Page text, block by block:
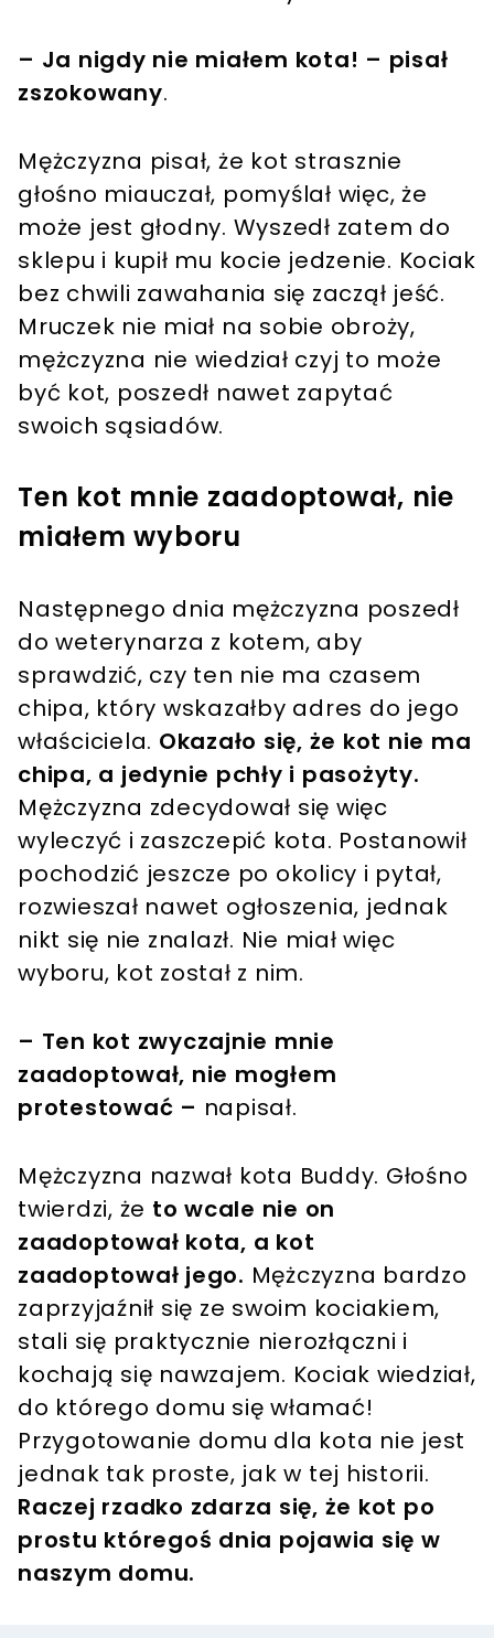
– Ja nigdy nie miałem kota! – pisał
zszokowany.
Mężczyzna pisał, że kot strasznie
głośno miauczał, pomyślał więc, że
może jest głodny. Wyszedł zatem do
sklepu i kupił mu kocie jedzenie. Kociak
bez chwili zawahania się zaczął jeść.
Mruczek nie miał na sobie obroży,
mężczyzna nie wiedział czyj to może
być kot, poszedł nawet zapytać
swoich sąsiadów.
Ten kot mnie zaadoptował, nie
miałem wyboru
Następnego dnia mężczyzna poszedł
do weterynarza z kotem, aby
sprawdzić, czy ten nie ma czasem
chipa, który wskazałby adres do jego
właściciela. Okazało się, że kot nie ma
chipa, a jedynie pchły i pasożyty.
Mężczyzna zdecydował się więc
wyleczyć i zaszczepić kota. Postanowił
pochodzić jeszcze po okolicy i pytał,
rozwieszał nawet ogłoszenia, jednak
nikt się nie znalazł. Nie miał więc
wyboru, kot został z nim.
– Ten kot zwyczajnie mnie
zaadoptował, nie mogłem
protestować – napisał.
Mężczyzna nazwał kota Buddy. Głośno
twierdzi, że to wcale nie on
zaadoptował kota, a kot
zaadoptował jego. Mężczyzna bardzo
zaprzyjaźnił się ze swoim kociakiem,
stali się praktycznie nierozłączni i
kochają się nawzajem. Kociak wiedział,
do którego domu się włamać!
Przygotowanie domu dla kota nie jest
jednak tak proste, jak w tej historii.
Raczej rzadko zdarza się, że kot po
prostu któregoś dnia pojawia się w
naszym domu.